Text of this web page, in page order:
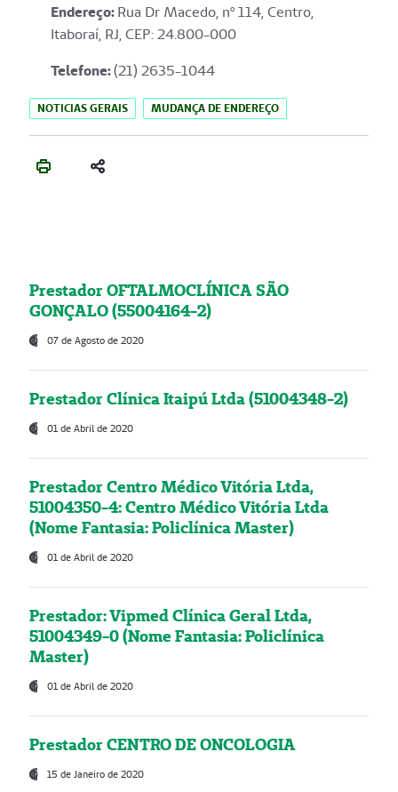
Endereço:Rua Dr Macedo, nº 114, Centro,
Itaboraí, RJ, CEP: 24.800-000
Telefone:(21) 2635-1044
NOTICIAS GERAIS MUDANÇA DE ENDEREÇO
Prestador OFTALMOCLÍNICA SÃO
GONÇALO (55004164-2)
07 de Agosto de 2020
Prestador Clínica Itaipú Ltda (51004348-2)
01 de Abril de 2020
Prestador Centro Médico Vitória Ltda,
51004350-4: Centro Médico Vitória Ltda
(Nome Fantasia: Policlínica Master)
01 de Abril de 2020
Prestador: Vipmed Clínica Geral Ltda,
51004349-0 (Nome Fantasia: Policlínica
Master)
01 de Abril de 2020
Prestador CENTRO DE ONCOLOGIA
15 de Janeiro de 2020